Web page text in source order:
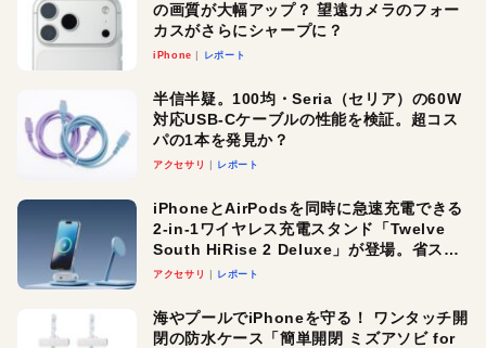
の画質が大幅アップ？ 望遠カメラのフォー
カスがさらにシャープに？
iPhone レポート
半信半疑。100均・Seria（セリア）の60W
対応USB-Cケーブルの性能を検証。超コス
パの1本を発見か？
アクセサリ レポート
iPhoneとAirPodsを同時に急速充電できる
2-in-1ワイヤレス充電スタンド「Twelve
South HiRise 2 Deluxe」が登場。省スペ
ースでおしゃれに充電したい人にオスス
アクセサリ レポート
海やプールでiPhoneを守る！ ワンタッチ開
閉の防水ケース「簡単開閉 ミズアソビ for